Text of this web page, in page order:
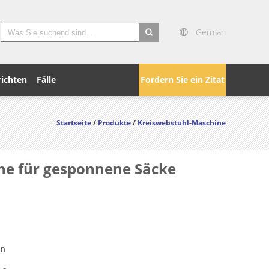
German
Fordern Sie ein Zitat
Fälle
Startseite/Produkte/Kreiswebstuhl-Maschine
für gesponnene Säcke